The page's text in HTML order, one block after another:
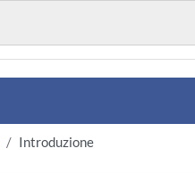
Introduzione